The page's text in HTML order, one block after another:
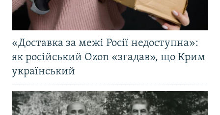
«Доставка за межі Росії недоступна»:
як російський Ozon «згадав», що Крим
український